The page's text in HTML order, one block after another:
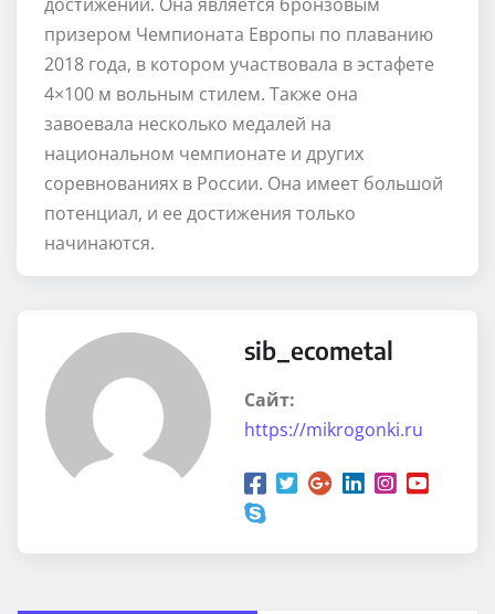
призером Чемпионата Европы по плаванию
2018 года, в котором участвовала в эстафете
4×100 м вольным стилем. Также она
завоевала несколько медалей на
национальном чемпионате и других
соревнованиях в России. Она имеет большой
потенциал, и ее достижения только
начинаются.
sib_ecometal
Сайт:
https://mikrogonki.ru